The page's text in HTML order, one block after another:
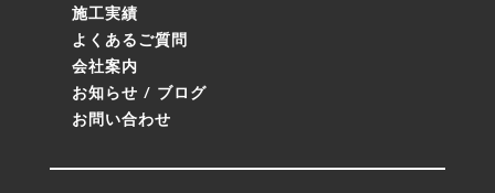
施工実績
よくあるご質問
会社案内
お知らせ / ブログ
お問い合わせ